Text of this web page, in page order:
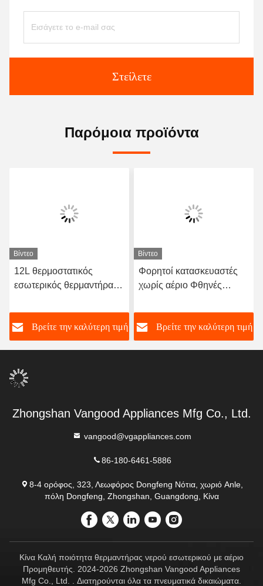
Στείλετε
Παρόμοια προϊόντα
Βίντεο
12L θερμοστατικός
εσωτερικός θερμαντήρας
Αυτοματοποιημένος
έλεγχος θερμοκρασίας για
μπάνιο
Βρείτε την καλύτερη τιμή
Βίντεο
Φορητοί κατασκευαστές
χωρίς αέριο Φθηνές
νερού με φυσικό αέριο με
καινοτόμες τεχνολογίες
Βρείτε την καλύτερη τιμή
Zhongshan Vangood Appliances Mfg Co., Ltd.
vangood@vgappliances.com
86-180-6461-5886
8-4 ορόφος, 323, Λεωφόρος Dongfeng Νότια, χωριό Anle,
πόλη Dongfeng, Zhongshan, Guangdong, Κίνα
Κίνα Καλή ποιότητα θερμαντήρας νερού εσωτερικού με αέριο
Προμηθευτής. 2024-2026 Zhongshan Vangood Appliances
Mfg Co., Ltd. . Διατηρούνται όλα τα πνευματικά δικαιώματα.